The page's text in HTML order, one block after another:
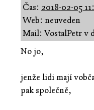
Čas: 2018-02-05
Web: neuveden
Mail: VostalPetr v
No jo,
jenže lidi mají
pak společně,